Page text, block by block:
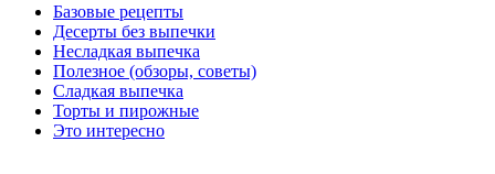
Базовые рецепты
Десерты без выпечки
Несладкая выпечка
Полезное (обзоры, советы)
Сладкая выпечка
Торты и пирожные
Это интересно